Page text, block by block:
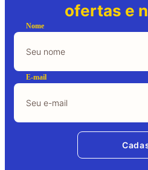
ofertas e
Nome
E-mail